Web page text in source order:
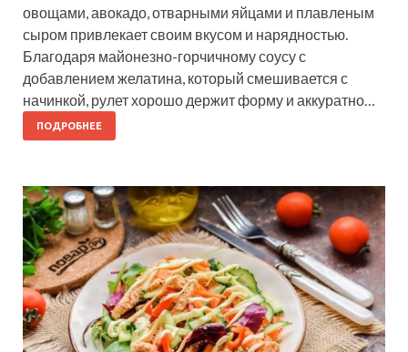
овощами, авокадо, отварными яйцами и плавленым
сыром привлекает своим вкусом и нарядностью.
Благодаря майонезно-горчичному соусу с
добавлением желатина, который смешивается с
начинкой, рулет хорошо держит форму и аккуратно…
ПОДРОБНЕЕ